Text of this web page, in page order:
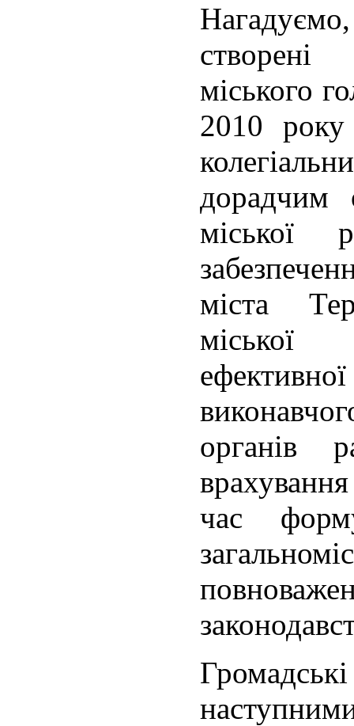
створені
міського
2010
дорадчим
міської
міста
міської
органів
час